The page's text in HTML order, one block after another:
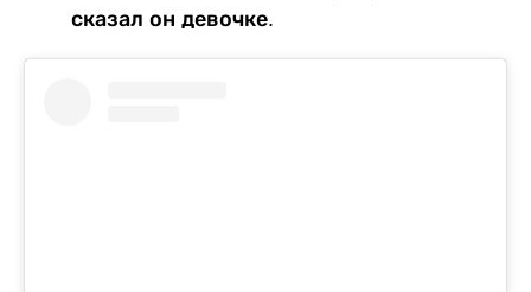
сказал он девочке.